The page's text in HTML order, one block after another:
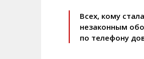
Всех, кому
незаконным
по телефону